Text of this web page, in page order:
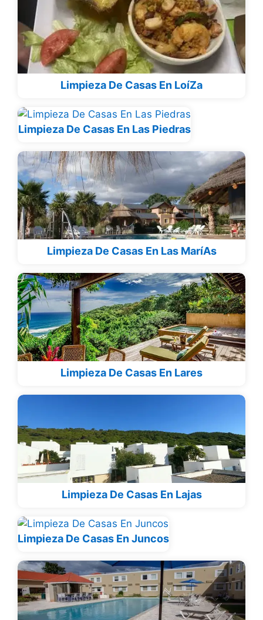
Limpieza De Casas En LoíZa
Limpieza De Casas En Las Piedras
Limpieza De Casas En Las MaríAs
Limpieza De Casas En Lares
Limpieza De Casas En Lajas
Limpieza De Casas En Juncos